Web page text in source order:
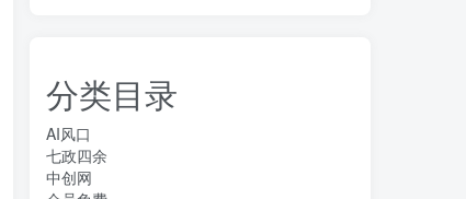
分类目录
AI风口
七政四余
中创网